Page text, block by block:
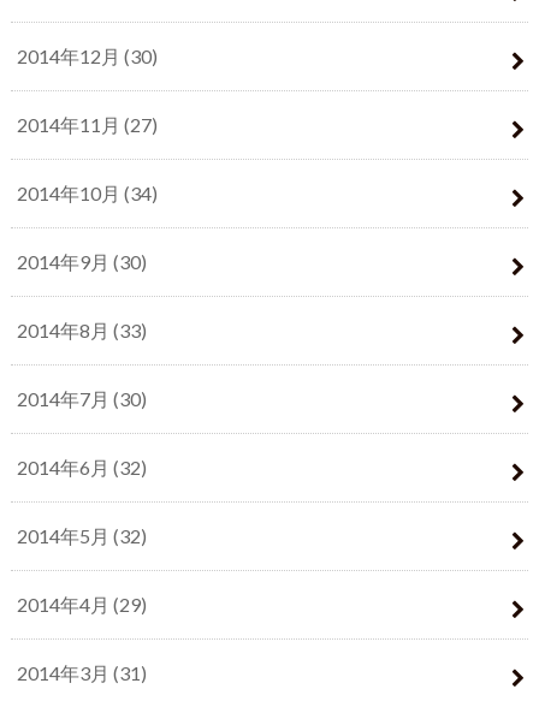
2014年12月 (30)
2014年11月 (27)
2014年10月 (34)
2014年9月 (30)
2014年8月 (33)
2014年7月 (30)
2014年6月 (32)
2014年5月 (32)
2014年4月 (29)
2014年3月 (31)